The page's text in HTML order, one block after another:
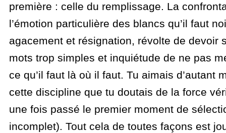
première : celle du remplissage. La
l’émotion particulière des blancs qu’il faut
agacement et résignation, révolte de devoir
mots trop simples et inquiétude de ne pas
ce qu’il faut là où il faut. Tu aimais d’autant
cette discipline que tu doutais de la force
une fois passé le premier moment de
incomplet). Tout cela de toutes façons est